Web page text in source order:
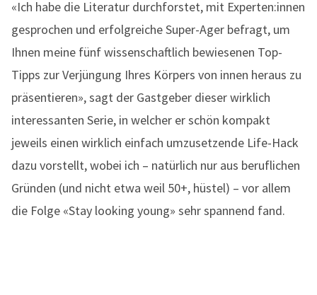
«Ich habe die Literatur durchforstet, mit Experten:innen
gesprochen und erfolgreiche Super-Ager befragt, um
Ihnen meine fünf wissenschaftlich bewiesenen Top-
Tipps zur Verjüngung Ihres Körpers von innen heraus zu
präsentieren», sagt der Gastgeber dieser wirklich
interessanten Serie, in welcher er schön kompakt
jeweils einen wirklich einfach umzusetzende Life-Hack
dazu vorstellt, wobei ich – natürlich nur aus beruflichen
Gründen (und nicht etwa weil 50+, hüstel) – vor allem
die Folge «Stay looking young» sehr spannend fand.